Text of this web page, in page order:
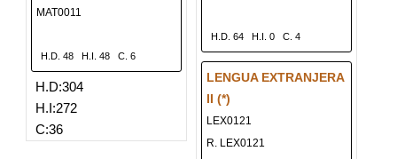
MAT0011
H.D. 48 H.I. 48 C. 6
H.D:304
H.I:272
C:36
H.D. 64 H.I. 0 C. 4
LENGUA EXTRANJERA
II (*)
LEX0121
R. LEX0121